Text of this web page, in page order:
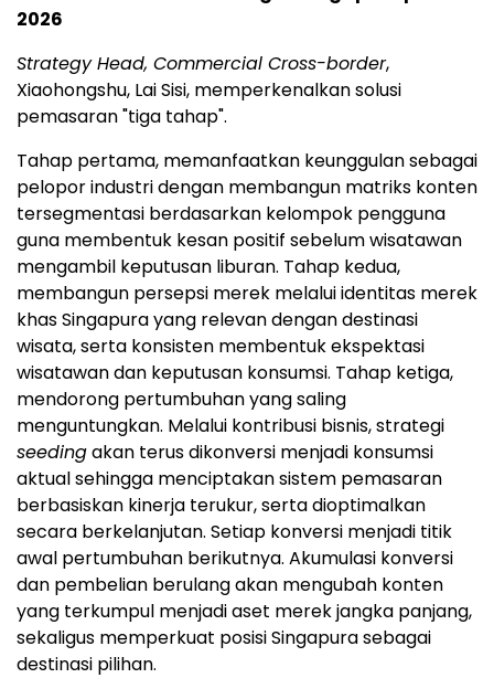
2026
Strategy Head, Commercial Cross-border,
Xiaohongshu, Lai Sisi, memperkenalkan solusi
pemasaran "tiga tahap".
Tahap pertama, memanfaatkan keunggulan sebagai
pelopor industri dengan membangun matriks konten
tersegmentasi berdasarkan kelompok pengguna
guna membentuk kesan positif sebelum wisatawan
mengambil keputusan liburan. Tahap kedua,
membangun persepsi merek melalui identitas merek
khas Singapura yang relevan dengan destinasi
wisata, serta konsisten membentuk ekspektasi
wisatawan dan keputusan konsumsi. Tahap ketiga,
mendorong pertumbuhan yang saling
menguntungkan. Melalui kontribusi bisnis, strategi
seedingakan terus dikonversi menjadi konsumsi
aktual sehingga menciptakan sistem pemasaran
berbasiskan kinerja terukur, serta dioptimalkan
secara berkelanjutan. Setiap konversi menjadi titik
awal pertumbuhan berikutnya. Akumulasi konversi
dan pembelian berulang akan mengubah konten
yang terkumpul menjadi aset merek jangka panjang,
sekaligus memperkuat posisi Singapura sebagai
destinasi pilihan.